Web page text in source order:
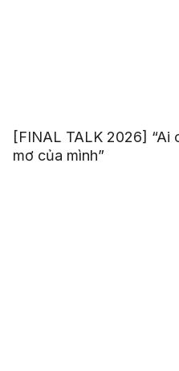
[FINAL TALK 2026] “Ai
mơ của mình”